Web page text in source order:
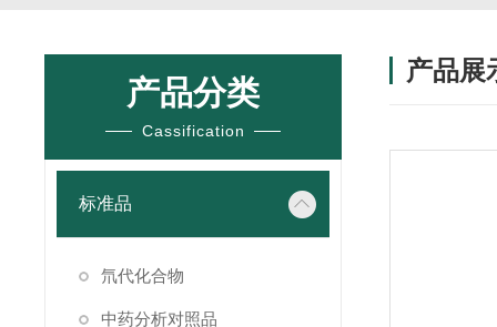
产品分类
Cassification
标准品
氘代化合物
中药分析对照品
产品展